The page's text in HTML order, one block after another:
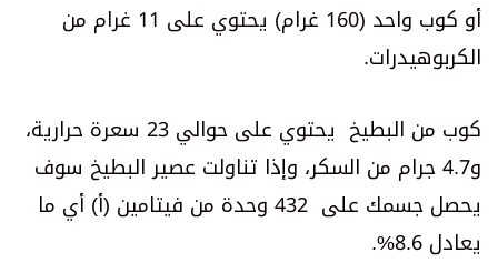
أو كوب واحد (160 غرام) يحتوي على 11 غرام من
الكربوهيدرات.
كوب من البطيخ يحتوي على حوالي 23 سعرة حرارية،
و4.7 جرام من السكر، وإذا تناولت عصير البطيخ سوف
يحصل جسمك على 432 وحدة من فيتامين (أ) أي ما
يعادل 8.6%.